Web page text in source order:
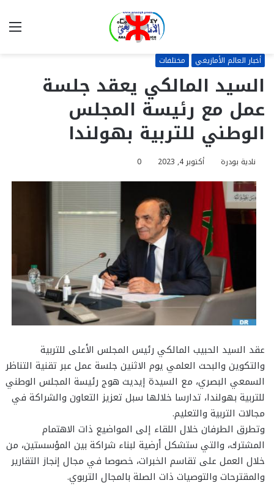
أخبار العالم الأمازيغي مختلفات
السيد المالكي يعقد جلسة
عمل مع رئيسة المجلس
الوطني للتربية بهولندا
نادية بودرة أكتوبر 4, 2023 0
عقد السيد الحبيب المالكي رئيس المجلس الأعلى للتربية
والتكوين والبحث العلمي يوم الاثنين جلسة عمل عبر تقنية التناظر
السمعي البصري، مع السيدة إيديث هوج رئيسة المجلس الوطني
للتربية بهولندا، تدارسا خلالها سبل تعزيز التعاون والشراكة في
مجالات التربية والتعليم.
وتطرق الطرفان خلال اللقاء إلى المواضيع ذات الاهتمام
المشترك، والتي ستشكل أرضية لبناء شراكة بين المؤسستين، من
خلال العمل على تقاسم الخبرات، خصوصا في مجال إنجاز التقارير
والمقترحات والتوصيات ذات الصلة بالمجال التربوي.